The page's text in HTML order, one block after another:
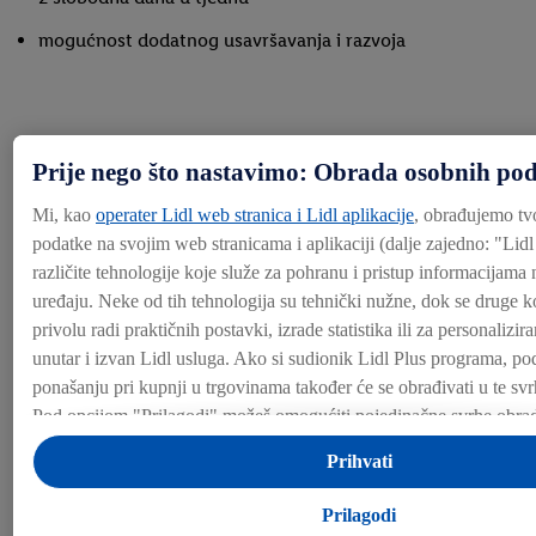
mogućnost dodatnog usavršavanja i razvoja
Benefiti naših zaposlenika:
Detaljno uvodno školovanje
Detaljno uvodno školovanje
Odličan tim
Odličan tim
Pretraga poslova
Prije nego što nastavimo: Obrada osobnih
Mi, kao operater Lidl web stranica i Lidl aplikacije, obrađujemo
podatke na svojim web stranicama i aplikaciji (dalje zajedno: "Lidl
različite tehnologije koje služe za pohranu i pristup informacijama
uređaju. Neke od tih tehnologija su tehnički nužne, dok se druge
privolu radi praktičnih postavki, izrade statistika ili za
unutar i izvan Lidl usluga. Ako si sudionik Lidl Plus programa,
ponašanju pri kupnji u trgovinama također će se obrađivati u te
Pod opcijom "Prilagodi" možeš omogućiti pojedinačne svrhe
dodatne informacije o obradi podataka.
Klikom na "Odbij" dopuštaš samo korištenje nužnih tehnologija.
uključujući trajanje pohrane podataka i tvoje pravo na povlačenje
Prilagodi
Prihvati